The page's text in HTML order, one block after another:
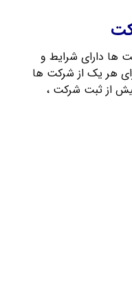
ها دارای شرایط و
هر یک از شرکت ها
از ثبت شرکت ،